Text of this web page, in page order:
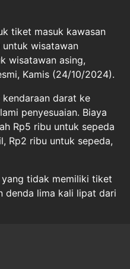
tiket masuk kawasan
untuk wisatawan
wisatawan asing,
Kamis (24/10/2024).
darat ke
penyesuaian. Biaya
Rp5 ribu untuk sepeda
Rp2 ribu untuk sepeda,
yang tidak memiliki tiket
denda lima kali lipat dari